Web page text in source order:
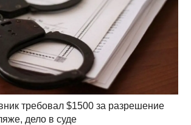
требовал $1500 за разрешение
дело в суде